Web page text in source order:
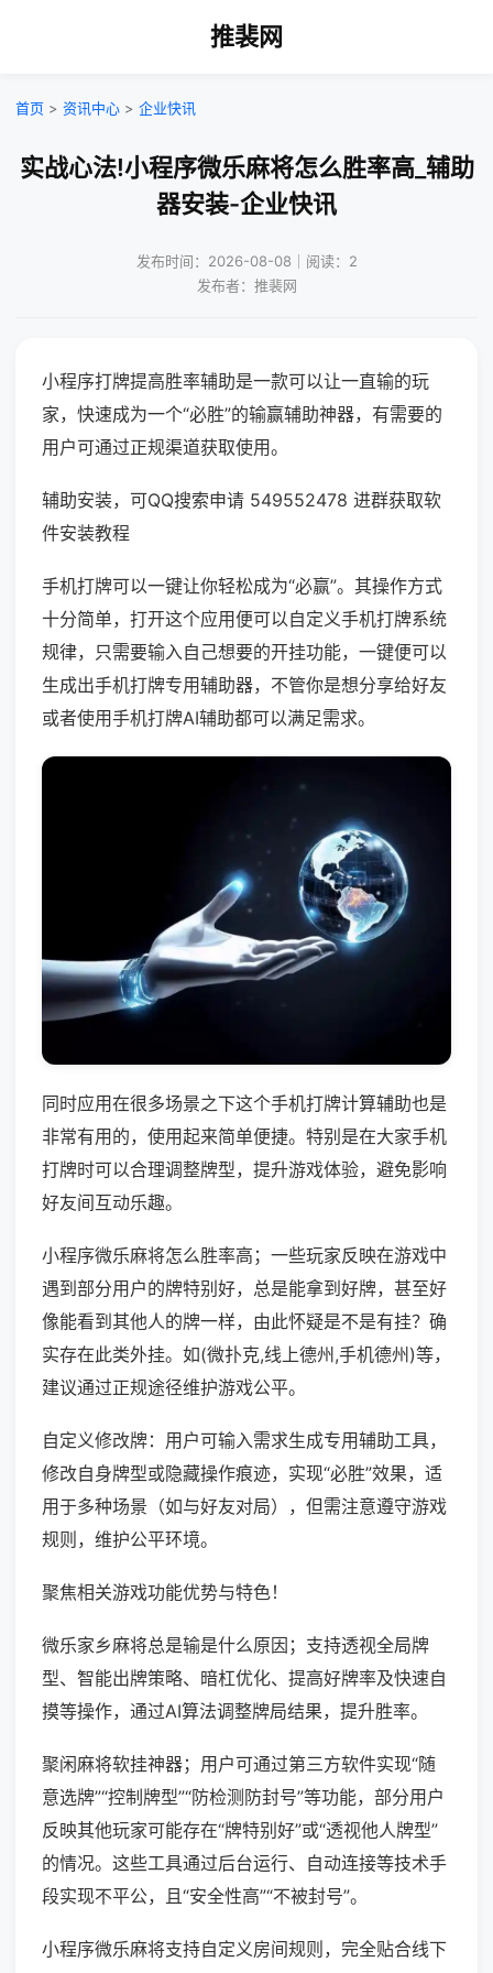
推裴网
首页 > 资讯中心 > 企业快讯
实战心法!小程序微乐麻将怎么胜率高_辅助
器安装-企业快讯
发布时间：2026-08-08｜阅读：2
发布者：推裴网
小程序打牌提高胜率辅助是一款可以让一直输的玩
家，快速成为一个“必胜”的输赢辅助神器，有需要的
用户可通过正规渠道获取使用。
辅助安装，可QQ搜索申请 549552478 进群获取软
件安装教程
手机打牌可以一键让你轻松成为“必赢”。其操作方式
十分简单，打开这个应用便可以自定义手机打牌系统
规律，只需要输入自己想要的开挂功能，一键便可以
生成出手机打牌专用辅助器，不管你是想分享给好友
或者使用手机打牌AI辅助都可以满足需求。
同时应用在很多场景之下这个手机打牌计算辅助也是
非常有用的，使用起来简单便捷。特别是在大家手机
打牌时可以合理调整牌型，提升游戏体验，避免影响
好友间互动乐趣。
小程序微乐麻将怎么胜率高；一些玩家反映在游戏中
遇到部分用户的牌特别好，总是能拿到好牌，甚至好
像能看到其他人的牌一样，由此怀疑是不是有挂？确
实存在此类外挂。如(微扑克,线上德州,手机德州)等，
建议通过正规途径维护游戏公平。
自定义修改牌：用户可输入需求生成专用辅助工具，
修改自身牌型或隐藏操作痕迹，实现“必胜”效果，适
用于多种场景（如与好友对局），但需注意遵守游戏
规则，维护公平环境。
聚焦相关游戏功能优势与特色！
微乐家乡麻将总是输是什么原因；支持透视全局牌
型、智能出牌策略、暗杠优化、提高好牌率及快速自
摸等操作，通过AI算法调整牌局结果，提升胜率。
聚闲麻将软挂神器；用户可通过第三方软件实现“随
意选牌”“控制牌型”“防检测防封号”等功能，部分用户
反映其他玩家可能存在“牌特别好”或“透视他人牌型”
的情况。这些工具通过后台运行、自动连接等技术手
段实现不平公，且“安全性高”“不被封号”。
小程序微乐麻将支持自定义房间规则，完全贴合线下